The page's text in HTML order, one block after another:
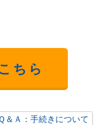
ちら
＆Ａ：手続きについて